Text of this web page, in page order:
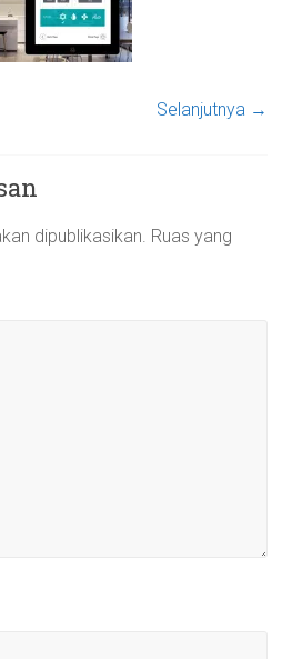
Selanjutnya →
dipublikasikan. Ruas yang